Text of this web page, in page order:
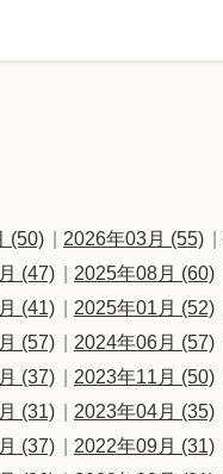
(50) 2026年03月 (55)
(47) 2025年08月 (60)
(41) 2025年01月 (52)
(57) 2024年06月 (57)
(37) 2023年11月 (50)
(31) 2023年04月 (35)
(37) 2022年09月 (31)